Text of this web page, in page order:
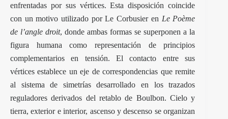
enfrentadas por sus vértices. Esta disposición coincide
con un motivo utilizado por Le Corbusier en Le Poème
de l’angle droit, donde ambas formas se superponen a la
figura humana como representación de principios
complementarios en tensión. El contacto entre sus
vértices establece un eje de correspondencias que remite
al sistema de simetrías desarrollado en los trazados
reguladores derivados del retablo de Boulbon. Cielo y
tierra, exterior e interior, ascenso y descenso se organizan